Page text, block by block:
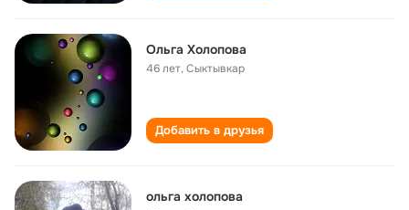
Ольга Холопова
46 лет,Сыктывкар
Добавить в друзья
ольга холопова